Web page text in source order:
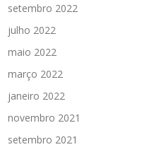
setembro 2022
julho 2022
maio 2022
março 2022
janeiro 2022
novembro 2021
setembro 2021